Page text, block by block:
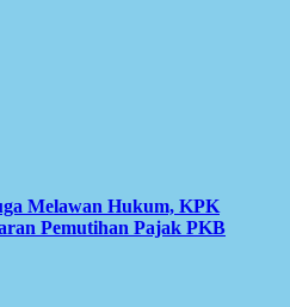
Melawan Hukum, KPK
Pemutihan Pajak PKB